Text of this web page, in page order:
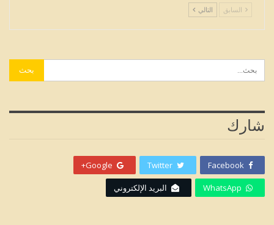
السابق التالي
شارك
Facebook
Twitter
Google+
WhatsApp البريد الإلكتروني